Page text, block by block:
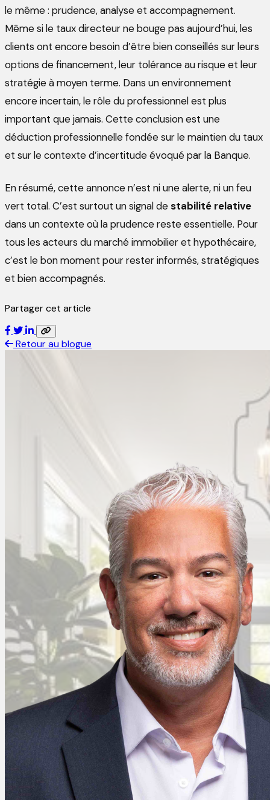
le même : prudence, analyse et accompagnement.
Même si le taux directeur ne bouge pas aujourd’hui, les
clients ont encore besoin d’être bien conseillés sur leurs
options de financement, leur tolérance au risque et leur
stratégie à moyen terme. Dans un environnement
encore incertain, le rôle du professionnel est plus
important que jamais. Cette conclusion est une
déduction professionnelle fondée sur le maintien du taux
et sur le contexte d’incertitude évoqué par la Banque.
En résumé, cette annonce n’est ni une alerte, ni un feu
vert total. C’est surtout un signal destabilité relative
dans un contexte où la prudence reste essentielle. Pour
tous les acteurs du marché immobilier et hypothécaire,
c’est le bon moment pour rester informés, stratégiques
et bien accompagnés.
Partager cet article
Retour au blogue